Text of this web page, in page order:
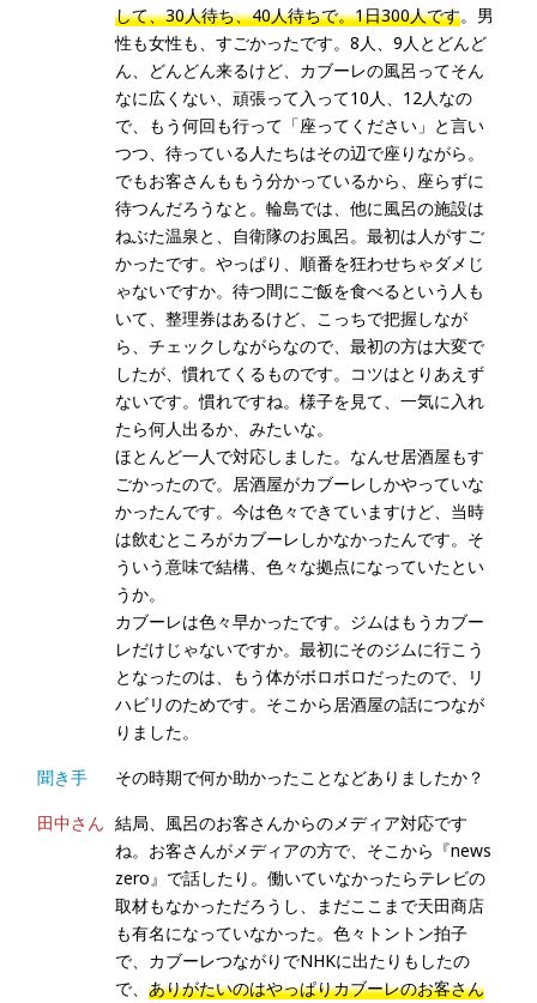
して、30人待ち、40人待ちで。1日300人です。男
性も女性も、すごかったです。8人、9人とどんど
ん、どんどん来るけど、カブーレの風呂ってそん
なに広くない、頑張って入って10人、12人なの
で、もう何回も行って「座ってください」と言い
つつ、待っている人たちはその辺で座りながら。
でもお客さんももう分かっているから、座らずに
待つんだろうなと。輪島では、他に風呂の施設は
ねぶた温泉と、自衛隊のお風呂。最初は人がすご
かったです。やっぱり、順番を狂わせちゃダメじ
ゃないですか。待つ間にご飯を食べるという人も
いて、整理券はあるけど、こっちで把握しなが
ら、チェックしながらなので、最初の方は大変で
したが、慣れてくるものです。コツはとりあえず
ないです。慣れですね。様子を見て、一気に入れ
たら何人出るか、みたいな。
ほとんど一人で対応しました。なんせ居酒屋もす
ごかったので。居酒屋がカブーレしかやっていな
かったんです。今は色々できていますけど、当時
は飲むところがカブーレしかなかったんです。そ
ういう意味で結構、色々な拠点になっていたとい
うか。
カブーレは色々早かったです。ジムはもうカブー
レだけじゃないですか。最初にそのジムに行こう
となったのは、もう体がボロボロだったので、リ
ハビリのためです。そこから居酒屋の話につなが
りました。
聞き手
その時期で何か助かったことなどありましたか？
田中さん 結局、風呂のお客さんからのメディア対応です
ね。お客さんがメディアの方で、そこから『news
zero』で話したり。働いていなかったらテレビの
取材もなかっただろうし、まだここまで天田商店
も有名になっていなかった。色々トントン拍子
で、カブーレつながりでNHKに出たりもしたの
で、ありがたいのはやっぱりカブーレのお客さん